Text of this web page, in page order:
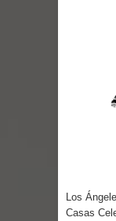
Los
Casas